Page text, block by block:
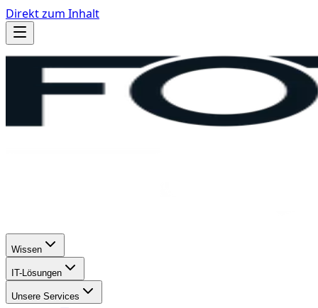
Direkt zum Inhalt
Wissen
IT-Lösungen
Unsere Services